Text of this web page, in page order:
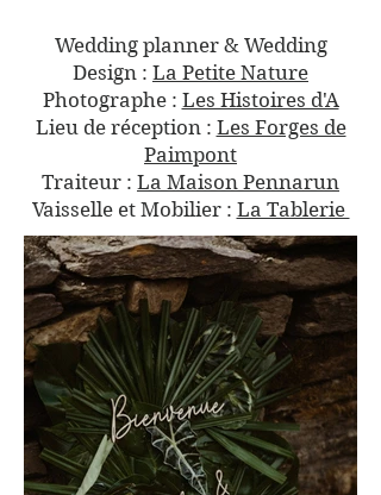
Wedding planner & Wedding
Design : La Petite Nature
Photographe : Les Histoires d'A
Lieu de réception : Les Forges de
Paimpont
Traiteur : La Maison Pennarun
Vaisselle et Mobilier : La Tablerie